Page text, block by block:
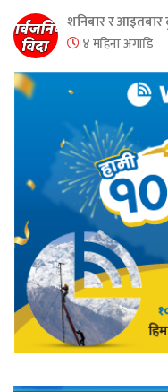
शनिबार र आइतबार
४ महिना अगाडि